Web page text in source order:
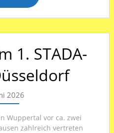
1. STADA-
2026
Wuppertal vor ca. zwei
zahlreich vertreten